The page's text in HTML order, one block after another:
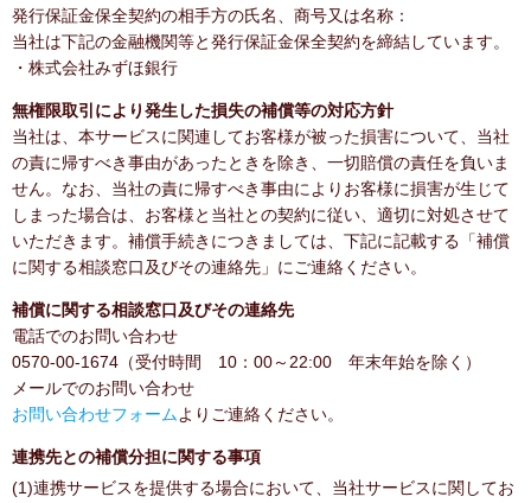
発行保証金保全契約の相手方の氏名、商号又は名称：
当社は下記の金融機関等と発行保証金保全契約を締結しています。
・株式会社みずほ銀行
無権限取引により発生した損失の補償等の対応方針
当社は、本サービスに関連してお客様が被った損害について、当社
の責に帰すべき事由があったときを除き、一切賠償の責任を負いま
せん。なお、当社の責に帰すべき事由によりお客様に損害が生じて
しまった場合は、お客様と当社との契約に従い、適切に対処させて
いただきます。補償手続きにつきましては、下記に記載する「補償
に関する相談窓口及びその連絡先」にご連絡ください。
補償に関する相談窓口及びその連絡先
電話でのお問い合わせ
0570-00-1674（受付時間 10：00～22:00 年末年始を除く）
メールでのお問い合わせ
お問い合わせフォームよりご連絡ください。
連携先との補償分担に関する事項
(1)連携サービスを提供する場合において、当社サービスに関してお